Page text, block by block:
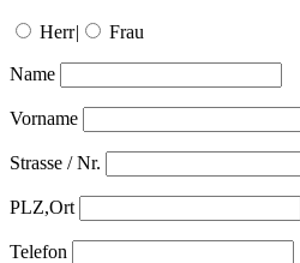
Herr| Frau
Name
Vorname
Strasse / Nr.
PLZ,Ort
Telefon